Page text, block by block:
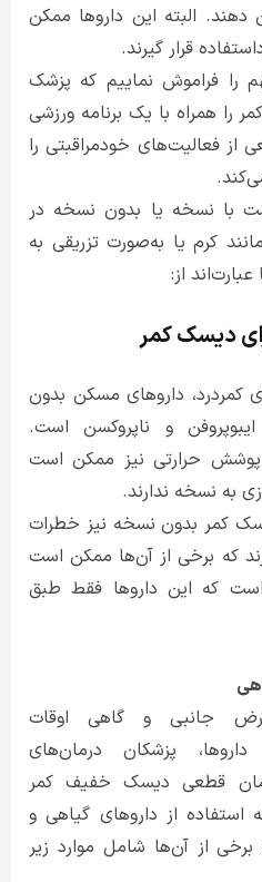
البته این داروها ممکن
قرار گیرند.
را فراموش نماییم که پزشک
را همراه با یک برنامه ورزشی
فعالیت‌های خودمراقبتی را
با نسخه یا بدون نسخه در
کرم یا به‌صورت تزریقی به
عبارت‌اند از:
دیسک کمر
کمردرد، داروهای مسکن بدون
و ناپروکسن است.
پوشش حرارتی نیز ممکن است
به نسخه ندارند.
کمر بدون نسخه نیز خطرات
که برخی از آن‌ها ممکن است
است که این داروها فقط طبق
جانبی و گاهی اوقات
داروها، پزشکان درمان‌های
قطعی دیسک خفیف کمر
استفاده از داروهای گیاهی و
از آن‌ها شامل موارد زیر